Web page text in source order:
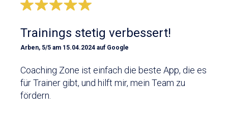
Trainings stetig verbessert!
Arben, 5/5 am 15.04.2024 auf Google
Coaching Zone ist einfach die beste App, die es
für Trainer gibt, und hilft mir, mein Team zu
fördern.